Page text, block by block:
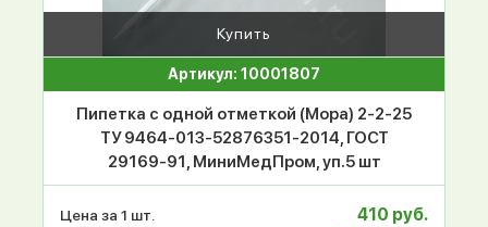
Купить
Артикул: 10001807
Пипетка с одной отметкой (Мора) 2-2-25
ТУ 9464-013-52876351-2014, ГОСТ
29169-91, МиниМедПром, уп.5 шт
Цена за 1 шт. 410 руб.